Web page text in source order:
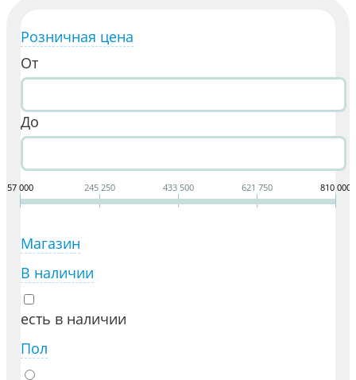
Розничная цена
От
До
57 000 245 250 433 500 621 750 810 000
Магазин
В наличии
есть в наличии
Пол